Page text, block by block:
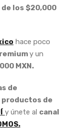
los $20,000
hace poco
y un
MXN.
de
productos de
y únete al canal